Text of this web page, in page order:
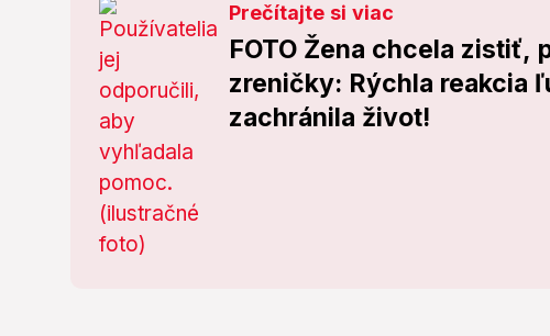
Prečítajte si viac
FOTO Žena chcela zistiť,
zreničky: Rýchla reakcia
zachránila život!